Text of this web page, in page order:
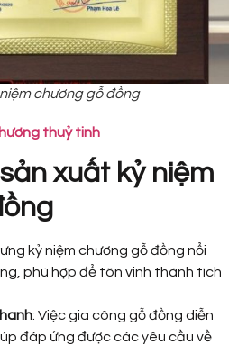
chương gỗ đồng
thuỷ tinh
xuất kỷ niệm
kỷ niệm chương gỗ đồng nổi
phù hợp để tôn vinh thành tích
: Việc gia công gỗ đồng diễn
đáp ứng được các yêu cầu về